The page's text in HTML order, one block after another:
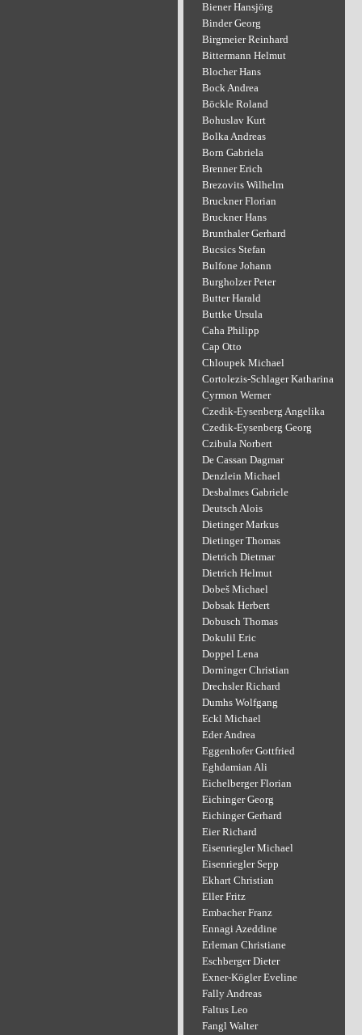
Biener Hansjörg
Binder Georg
Birgmeier Reinhard
Bittermann Helmut
Blocher Hans
Bock Andrea
Böckle Roland
Bohuslav Kurt
Bolka Andreas
Born Gabriela
Brenner Erich
Brezovits Wilhelm
Bruckner Florian
Bruckner Hans
Brunthaler Gerhard
Bucsics Stefan
Bulfone Johann
Burgholzer Peter
Butter Harald
Buttke Ursula
Caha Philipp
Cap Otto
Chloupek Michael
Cortolezis-Schlager Katharina
Cyrmon Werner
Czedik-Eysenberg Angelika
Czedik-Eysenberg Georg
Czibula Norbert
De Cassan Dagmar
Denzlein Michael
Desbalmes Gabriele
Deutsch Alois
Dietinger Markus
Dietinger Thomas
Dietrich Dietmar
Dietrich Helmut
Dobeš Michael
Dobsak Herbert
Dobusch Thomas
Dokulil Eric
Doppel Lena
Dorninger Christian
Drechsler Richard
Dumhs Wolfgang
Eckl Michael
Eder Andrea
Eggenhofer Gottfried
Eghdamian Ali
Eichelberger Florian
Eichinger Georg
Eichinger Gerhard
Eier Richard
Eisenriegler Michael
Eisenriegler Sepp
Ekhart Christian
Eller Fritz
Embacher Franz
Ennagi Azeddine
Erleman Christiane
Eschberger Dieter
Exner-Kögler Eveline
Fally Andreas
Faltus Leo
Fangl Walter